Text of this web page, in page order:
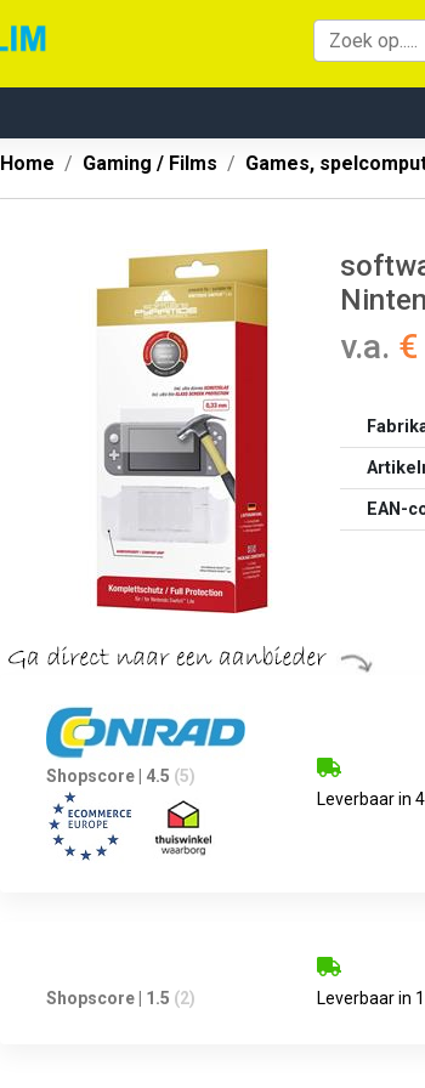
Home Gaming / Films Games,
v.a.
EAN-
Shopscore | 4.5 (5)
Leverbaar in
Shopscore | 1.5 (2) Leverbaar in